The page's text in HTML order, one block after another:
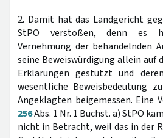
2. Damit hat das Landgericht
StPO verstoßen, denn es
Vernehmung der behandelnden
seine Beweiswürdigung allein auf
Erklärungen gestützt und
wesentliche Beweisbedeutung
Angeklagten beigemessen. Eine
256Abs. 1 Nr. 1 Buchst. a) StPO
nicht in Betracht, weil das in der